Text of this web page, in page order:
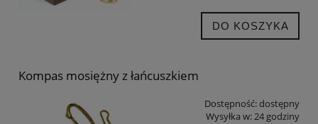
DO KOSZYKA
Kompas mosiężny z łańcuszkiem
Dostępność:dostępny
Wysyłka w:24 godziny